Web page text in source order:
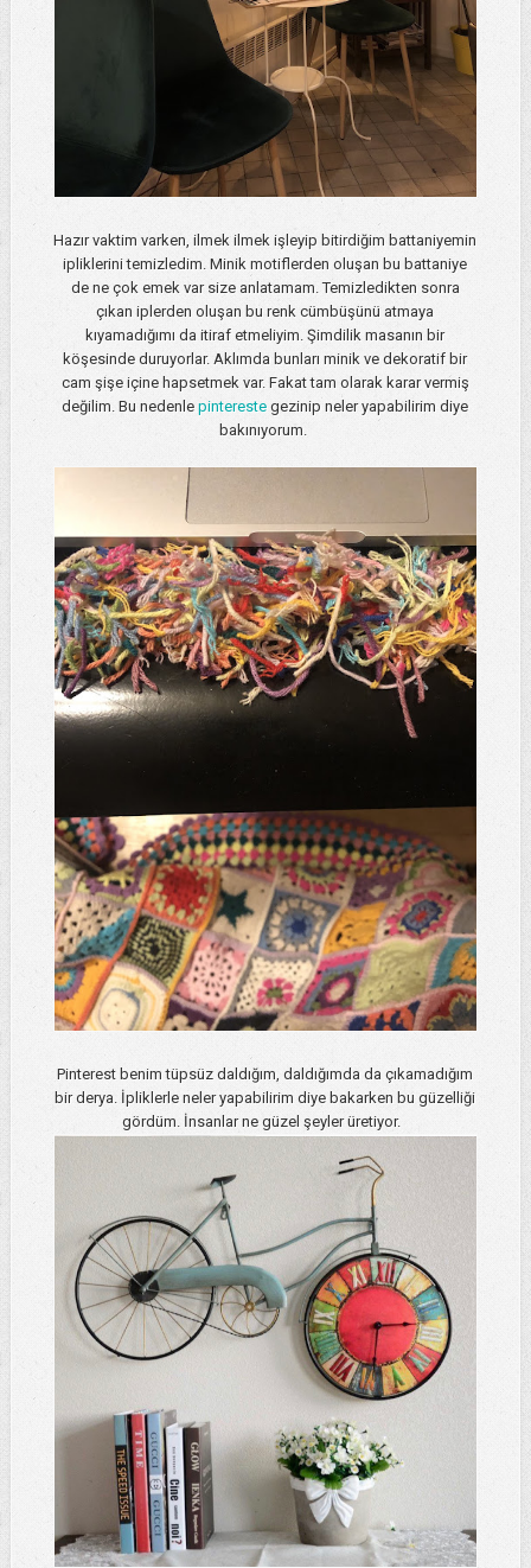
Hazır vaktim varken, ilmek ilmek işleyip bitirdiğim battaniyemin
ipliklerini temizledim. Minik motiflerden oluşan bu battaniye
de ne çok emek var size anlatamam. Temizledikten sonra
çıkan iplerden oluşan bu renk cümbüşünü atmaya
kıyamadığımı da itiraf etmeliyim. Şimdilik masanın bir
köşesinde duruyorlar. Aklımda bunları minik ve dekoratif bir
cam şişe içine hapsetmek var. Fakat tam olarak karar vermiş
değilim. Bu nedenlepintereste gezinip neler yapabilirim diye
bakınıyorum.
Pinterest benim tüpsüz daldığım, daldığımda da çıkamadığım
bir derya. İpliklerle neler yapabilirim diye bakarken bu güzelliği
gördüm. İnsanlar ne güzel şeyler üretiyor.